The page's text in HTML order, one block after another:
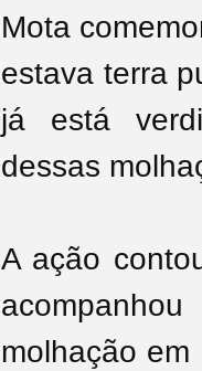
Mota
estava terra
já está
dessas
A ação
molhação